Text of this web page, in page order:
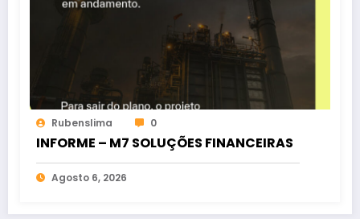
Rubenslima 0
INFORME – M7 SOLUÇÕES FINANCEIRAS
Agosto 6, 2026